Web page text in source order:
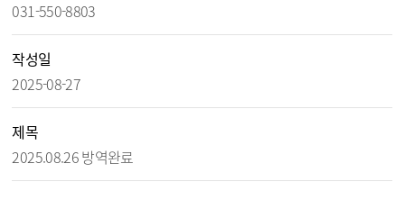
031-550-8803
작성일
2025-08-27
제목
2025.08.26 방역완료